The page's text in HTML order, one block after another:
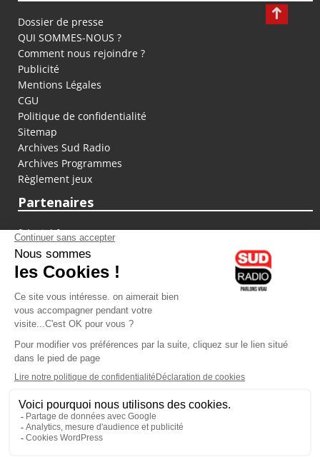
Dossier de presse
QUI SOMMES-NOUS ?
Comment nous rejoindre ?
Publicité
Mentions Légales
CGU
Politique de confidentialité
Sitemap
Archives Sud Radio
Archives Programmes
Règlement jeux
Partenaires
fiducial.fr
lyoncapitale.fr
olympique-et-lyonnais.com
L'application Iphone / Android
Téléchargez l'application
Les cookies
Gestion des cookies
Crédit photos : ©Sud Radio / Pierre Olivier